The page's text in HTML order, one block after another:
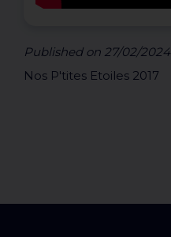
Published on 27/02/2024
Nos P'tites Etoiles 2017